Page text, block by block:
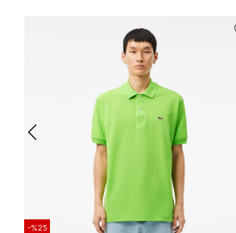
-%25